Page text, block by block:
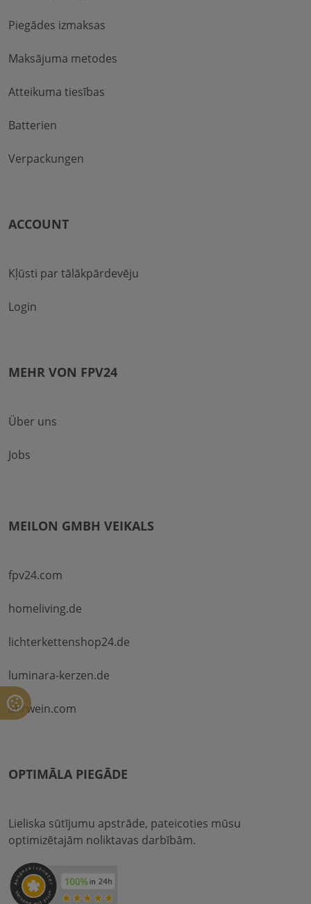
Piegādes izmaksas
Maksājuma metodes
Atteikuma tiesības
Batterien
Verpackungen
ACCOUNT
Kļūsti par tālākpārdevēju
Login
MEHR VON FPV24
Über uns
Jobs
MEILON GMBH VEIKALS
fpv24.com
homeliving.de
lichterkettenshop24.de
luminara-kerzen.de
ahrwein.com
OPTIMĀLA PIEGĀDE
Lieliska sūtījumu apstrāde, pateicoties mūsu
optimizētajām noliktavas darbībām.